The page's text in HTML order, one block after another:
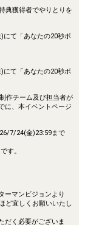
典獲得者でやりとりを
にて「あなたの20秒ボ
にて「あなたの20秒ボ
作チーム及び担当者が
に、本イベントページ
7/24(金)23:59まで
す。
ーマンビジョンより
ど宜しくお願いいたし
だく必要がございま